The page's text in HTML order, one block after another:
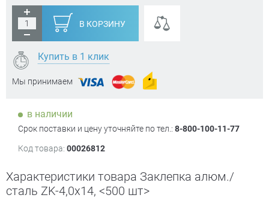
В КОРЗИНУ
Купить в 1 клик
Мы принимаем
в наличии
Срок поставки и цену уточняйте по тел.: 8-800-100-11-77
Код товара: 00026812
Характеристики товара Заклепка алюм./
сталь ZK-4,0х14, <500 шт>